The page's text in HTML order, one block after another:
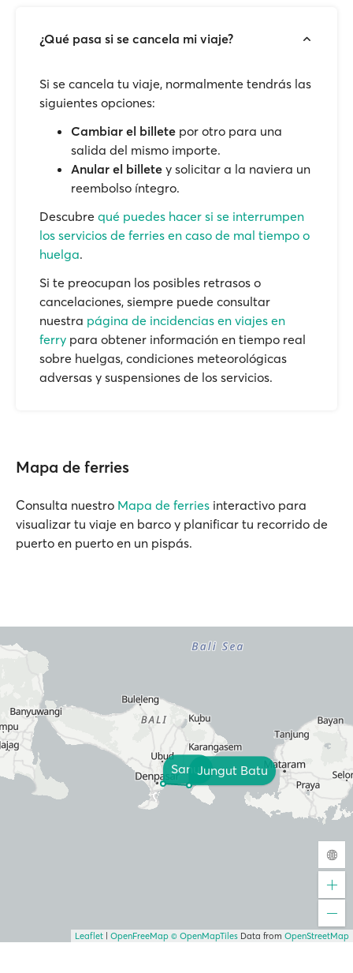
¿Qué pasa si se cancela mi viaje?
Si se cancela tu viaje, normalmente tendrás las
siguientes opciones:
Cambiar el billete por otro para una
salida del mismo importe.
Anular el billete y solicitar a la naviera un
reembolso íntegro.
Descubre qué puedes hacer si se interrumpen
los servicios de ferries en caso de mal tiempo o
huelga.
Si te preocupan los posibles retrasos o
cancelaciones, siempre puede consultar
nuestra página de incidencias en viajes en
ferry para obtener información en tiempo real
sobre huelgas, condiciones meteorológicas
adversas y suspensiones de los servicios.
Mapa de ferries
Consulta nuestro Mapa de ferries interactivo para
visualizar tu viaje en barco y planificar tu recorrido de
puerto en puerto en un pispás.
SanurJungut Batu
Leaflet OpenFreeMap © OpenMapTiles Data from OpenStreetMap